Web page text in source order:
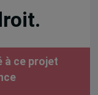
à ce projet